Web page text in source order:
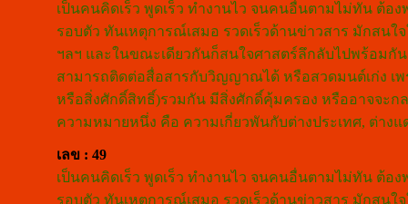
เป็นคนคิดเร็ว พูดเร็ว ทำงานไว จนคนอื่นตามไม่ทัน ต้
รอบตัว ทันเหตุการณ์เสมอ รวดเร็วด้านข่าวสาร มักสน
ฯลฯ และในขณะเดียวกันก็สนใจศาสตร์ลึกลับไปพร้อมกั
สามารถติดต่อสื่อสารกับวิญญาณได้ หรือสวดมนต์เก่ง เ
หรือสิ่งศักดิ์สิทธิ์)รวมกัน มีสิ่งศักดิ์คุ้มครอง หรืออาจจะก
ความหมายหนึ่ง คือ ความเกี่ยวพันกับต่างประเทศ, ต่างแ
เลข : 49
เป็นคนคิดเร็ว พูดเร็ว ทำงานไว จนคนอื่นตามไม่ทัน ต้
รอบตัว ทันเหตุการณ์เสมอ รวดเร็วด้านข่าวสาร มักสน